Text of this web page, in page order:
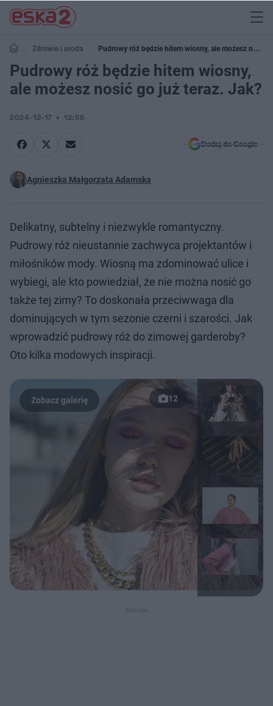
Zdrowie i uroda
Pudrowy róż będzie hitem wiosny, ale możesz nosić
go już teraz. Jak?
Pudrowy róż będzie hitem wiosny,
ale możesz nosić go już teraz. Jak?
2024-12-17 12:56
Dodaj do Google
Agnieszka Małgorzata Adamska
Delikatny, subtelny i niezwykle romantyczny.
Pudrowy róż nieustannie zachwyca projektantów i
miłośników mody. Wiosną ma zdominować ulice i
wybiegi, ale kto powiedział, że nie można nosić go
także tej zimy? To doskonała przeciwwaga dla
dominujących w tym sezonie czerni i szarości. Jak
wprowadzić pudrowy róż do zimowej garderoby?
Oto kilka modowych inspiracji.
12